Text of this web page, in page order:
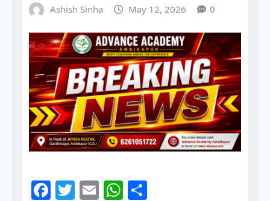
Ashish Sinha May 12, 2026 0
F T E W